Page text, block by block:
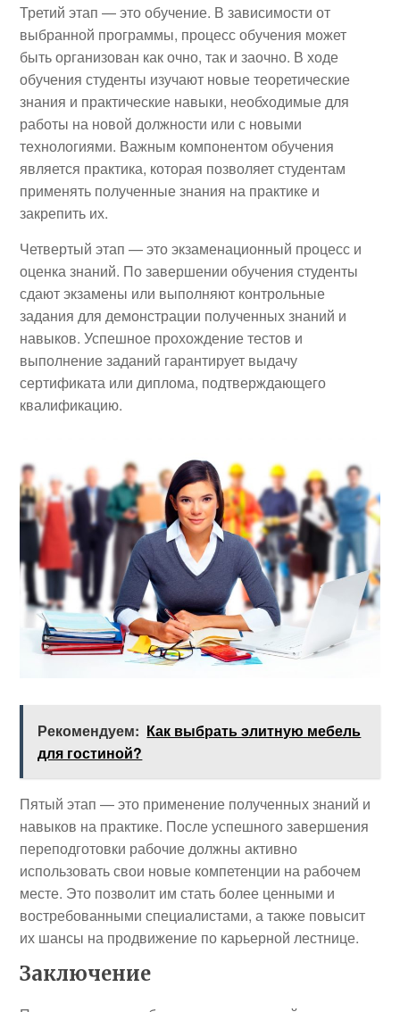
Третий этап — это обучение. В зависимости от
выбранной программы, процесс обучения может
быть организован как очно, так и заочно. В ходе
обучения студенты изучают новые теоретические
знания и практические навыки, необходимые для
работы на новой должности или с новыми
технологиями. Важным компонентом обучения
является практика, которая позволяет студентам
применять полученные знания на практике и
закрепить их.
Четвертый этап — это экзаменационный процесс и
оценка знаний. По завершении обучения студенты
сдают экзамены или выполняют контрольные
задания для демонстрации полученных знаний и
навыков. Успешное прохождение тестов и
выполнение заданий гарантирует выдачу
сертификата или диплома, подтверждающего
квалификацию.
Рекомендуем: Как выбрать элитную мебель
для гостиной?
Пятый этап — это применение полученных знаний и
навыков на практике. После успешного завершения
переподготовки рабочие должны активно
использовать свои новые компетенции на рабочем
месте. Это позволит им стать более ценными и
востребованными специалистами, а также повысит
их шансы на продвижение по карьерной лестнице.
Заключение